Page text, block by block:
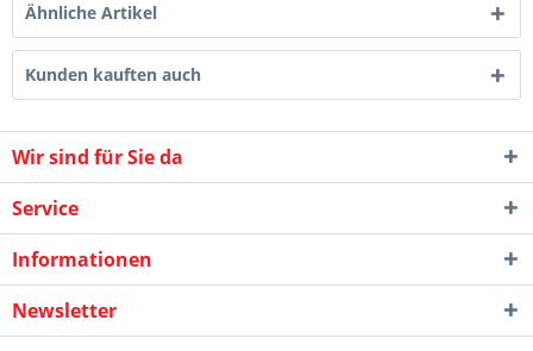
Ähnliche Artikel
Kunden kauften auch
Wir sind für Sie da
Service
Informationen
Newsletter